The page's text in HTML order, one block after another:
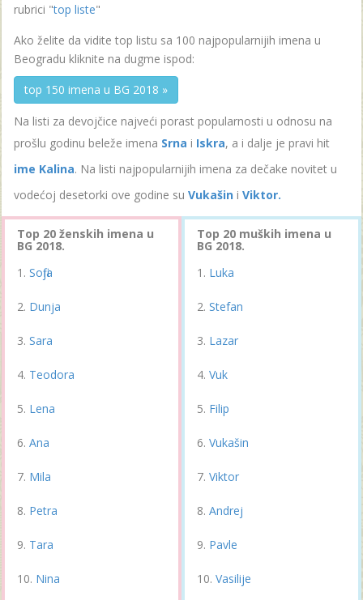
rubrici "top liste"
Ako želite da vidite top listu sa 100 najpopularnijih imena u
Beogradu kliknite na dugme ispod:
top 150 imena u BG 2018 »
Na listi za devojčice najveći porast popularnosti u odnosu na
prošlu godinu beleže imena Srna i Iskra, a i dalje je pravi hit
ime Kalina. Na listi najpopularnijih imena za dečake novitet u
vodećoj desetorki ove godine su Vukašin i Viktor.
Top 20 ženskih imena u
BG 2018.
Sofija
Dunja
Sara
Teodora
Lena
Ana
Mila
Petra
Tara
Nina
Top 20 muških imena u
BG 2018.
Luka
Stefan
Lazar
Vuk
Filip
Vukašin
Viktor
Andrej
Pavle
Vasilije